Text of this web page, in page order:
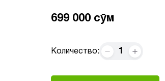
699 000 сӯм
Количество: 1